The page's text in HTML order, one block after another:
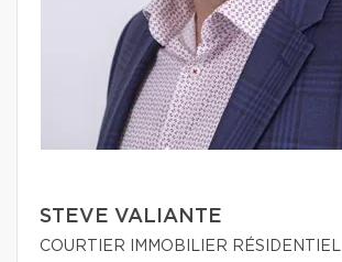
STEVE VALIANTE
COURTIER IMMOBILIER RÉSIDENTIEL